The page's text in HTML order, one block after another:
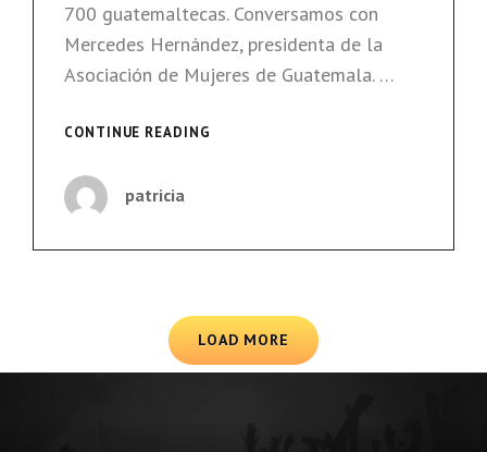
700 guatemaltecas. Conversamos con
Mercedes Hernández, presidenta de la
Asociación de Mujeres de Guatemala. …
CONTINUE READING
patricia
LOAD MORE